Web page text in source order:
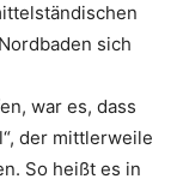
sich
war es, dass
der mittlerweile
So heißt es in